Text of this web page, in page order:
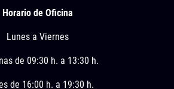
Horario de Oficina
Lunes a Viernes
de 09:30 h. a 13:30 h.
de 16:00 h. a 19:30 h.